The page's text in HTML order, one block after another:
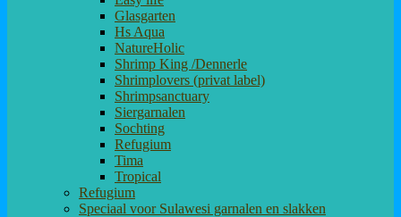
Glasgarten
Hs Aqua
NatureHolic
Shrimp King /Dennerle
Shrimplovers (privat label)
Shrimpsanctuary
Siergarnalen
Sochting
Refugium
Tima
Tropical
Refugium
Speciaal voor Sulawesi garnalen en slakken